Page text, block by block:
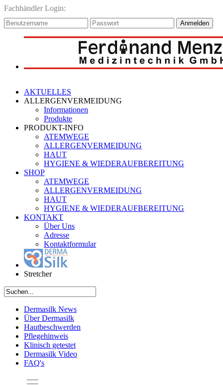
Fachhändler Login:
Anmelden
AKTUELLES
ALLERGENVERMEIDUNG
Informationen
Produkte
PRODUKT-INFO
ATEMWEGE
ALLERGENVERMEIDUNG
HAUT
HYGIENE & WIEDERAUFBEREITUNG
SHOP
ATEMWEGE
ALLERGENVERMEIDUNG
HAUT
HYGIENE & WIEDERAUFBEREITUNG
KONTAKT
Über Uns
Adresse
Kontaktformular
Stretcher
Dermasilk News
Über Dermasilk
Hautbeschwerden
Pflegehinweis
Klinisch getestet
Dermasilk Video
FAQ's